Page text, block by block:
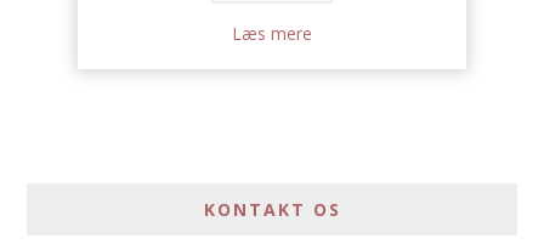
KONTAKT OS
Læs mere